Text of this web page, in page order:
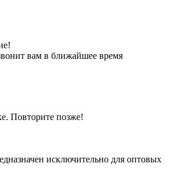
вам в ближайшее время
Повторите позже!
исключительно для оптовых